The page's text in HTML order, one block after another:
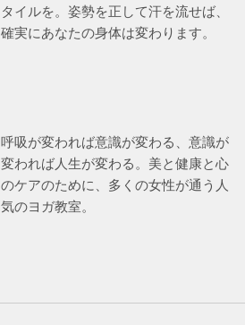
タイルを。姿勢を正して汗を流せば、
確実にあなたの身体は変わります。
呼吸が変われば意識が変わる、意識が
変われば人生が変わる。美と健康と心
のケアのために、多くの女性が通う人
気のヨガ教室。